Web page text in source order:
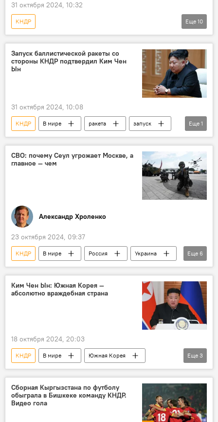
31 октября 2024, 10:32
КНДР
Спецоперация России по защите Донбасса
В мире
Пентагон
США
Россия
Украина
конфликт
Еще 10
Запуск баллистической ракеты со
стороны КНДР подтвердил Ким Чен
Ын
31 октября 2024, 10:08
КНДР В мире ракета
запуск
безопасность
Еще 1
СВО: почему Сеул угрожает Москве, а
главное — чем
Александр Хроленко
23 октября 2024, 09:37
КНДР В мире Россия
Украина
Запад
военные
Южная Корея
Спецоперация России по защите Донбасса
колумнистика
Колумнисты
Еще 6
Ким Чен Ын: Южная Корея —
абсолютно враждебная страна
18 октября 2024, 20:03
КНДР В мире
Южная Корея
Ким Чен Ын
государство враг
Еще 3
Сборная Кыргызстана по футболу
обыграла в Бишкеке команду КНДР.
Видео гола